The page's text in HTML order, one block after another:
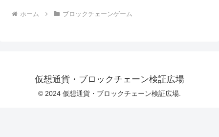
ホーム ブロックチェーンゲーム
仮想通貨・ブロックチェーン検証広場
© 2024 仮想通貨・ブロックチェーン検証広場.